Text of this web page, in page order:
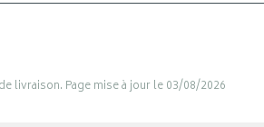
livraison. Page mise à jour le 03/08/2026